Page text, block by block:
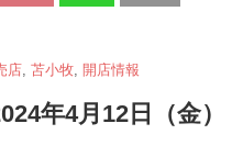
店 苫小牧 開店情報
年4月12日（金）